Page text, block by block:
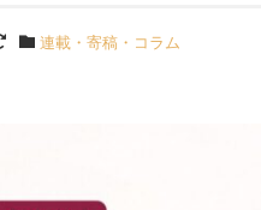
連載・寄稿・コラム